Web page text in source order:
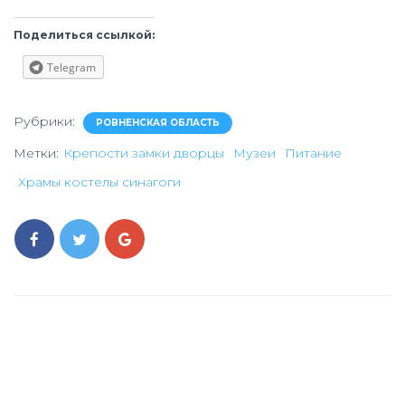
Поделиться ссылкой:
Telegram
Рубрики: РОВНЕНСКАЯ ОБЛАСТЬ
Метки: Крепости замки дворцы Музеи
Питание
Храмы костелы синагоги